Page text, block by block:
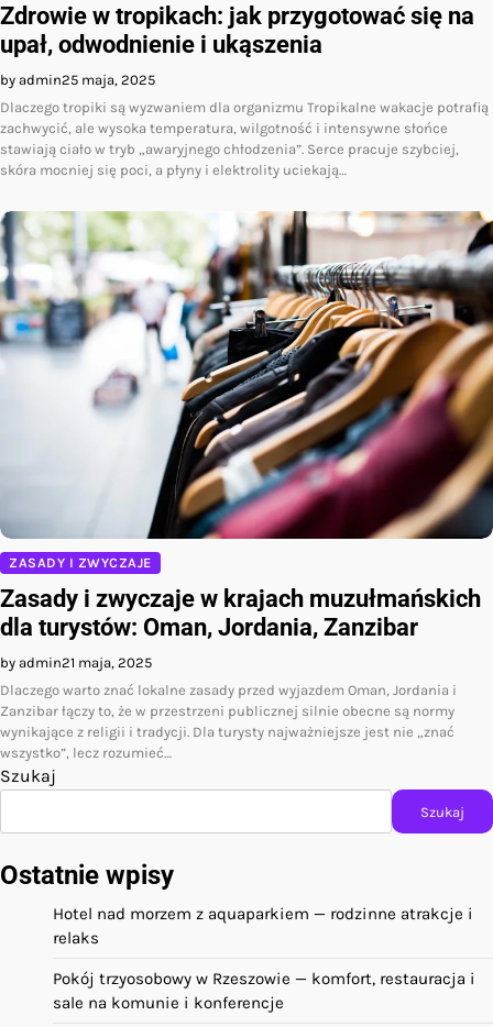
Zdrowie w tropikach: jak przygotować się na
upał, odwodnienie i ukąszenia
by admin25 maja, 2025
Dlaczego tropiki są wyzwaniem dla organizmu Tropikalne wakacje potrafią
zachwycić, ale wysoka temperatura, wilgotność i intensywne słońce
stawiają ciało w tryb „awaryjnego chłodzenia”. Serce pracuje szybciej,
skóra mocniej się poci, a płyny i elektrolity uciekają…
ZASADY I ZWYCZAJE
Zasady i zwyczaje w krajach muzułmańskich
dla turystów: Oman, Jordania, Zanzibar
by admin21 maja, 2025
Dlaczego warto znać lokalne zasady przed wyjazdem Oman, Jordania i
Zanzibar łączy to, że w przestrzeni publicznej silnie obecne są normy
wynikające z religii i tradycji. Dla turysty najważniejsze jest nie „znać
wszystko”, lecz rozumieć…
Szukaj
Szukaj
Ostatnie wpisy
Hotel nad morzem z aquaparkiem — rodzinne atrakcje i
relaks
Pokój trzyosobowy w Rzeszowie — komfort, restauracja i
sale na komunie i konferencje